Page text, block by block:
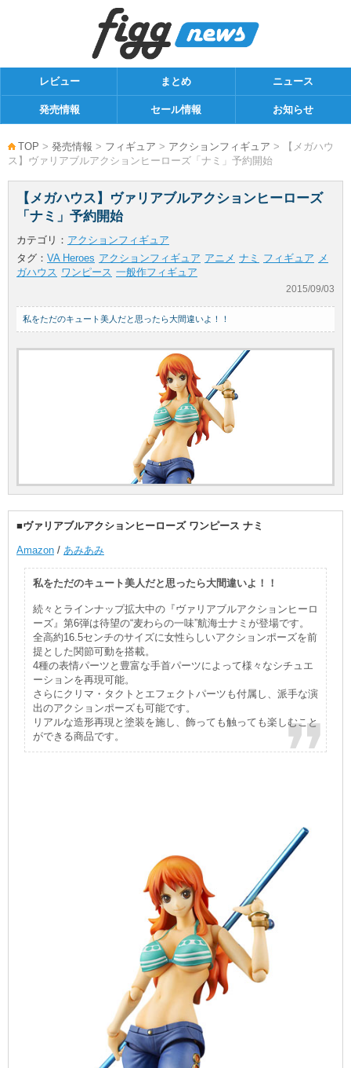
レビュー まとめ ニュース
発売情報 セール情報 お知らせ
TOP > 発売情報 > フィギュア > アクションフィギュア > 【メガハウ
ス】ヴァリアブルアクションヒーローズ「ナミ」予約開始
【メガハウス】ヴァリアブルアクションヒーローズ
「ナミ」予約開始
カテゴリ： アクションフィギュア
タグ： VA Heroes アクションフィギュア アニメ ナミ フィギュア メ
ガハウス ワンピース 一般作フィギュア
2015/09/03
私をただのキュート美人だと思ったら大間違いよ！！
■ヴァリアブルアクションヒーローズ ワンピース ナミ
Amazon / あみあみ
私をただのキュート美人だと思ったら大間違いよ！！
続々とラインナップ拡大中の『ヴァリアブルアクションヒーロ
ーズ』第6弾は待望の“麦わらの一味”航海士ナミが登場です。
全高約16.5センチのサイズに女性らしいアクションポーズを前
提とした関節可動を搭載。
4種の表情パーツと豊富な手首パーツによって様々なシチュエ
ーションを再現可能。
さらにクリマ・タクトとエフェクトパーツも付属し、派手な演
出のアクションポーズも可能です。
リアルな造形再現と塗装を施し、飾っても触っても楽しむこと
ができる商品です。